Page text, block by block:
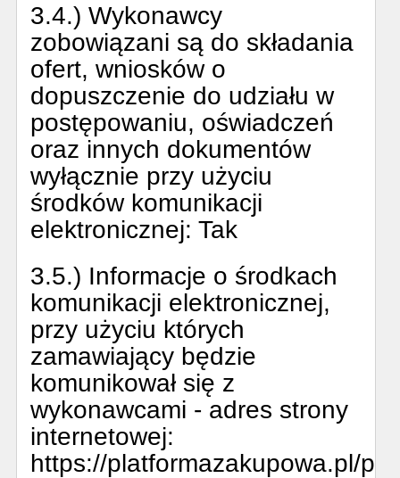
3.4.) Wykonawcy
zobowiązani są do składania
ofert, wniosków o
dopuszczenie do udziału w
postępowaniu, oświadczeń
oraz innych dokumentów
wyłącznie przy użyciu
środków komunikacji
elektronicznej: Tak
3.5.) Informacje o środkach
komunikacji elektronicznej,
przy użyciu których
zamawiający będzie
komunikował się z
wykonawcami - adres strony
internetowej:
https://platformazakupowa.pl/